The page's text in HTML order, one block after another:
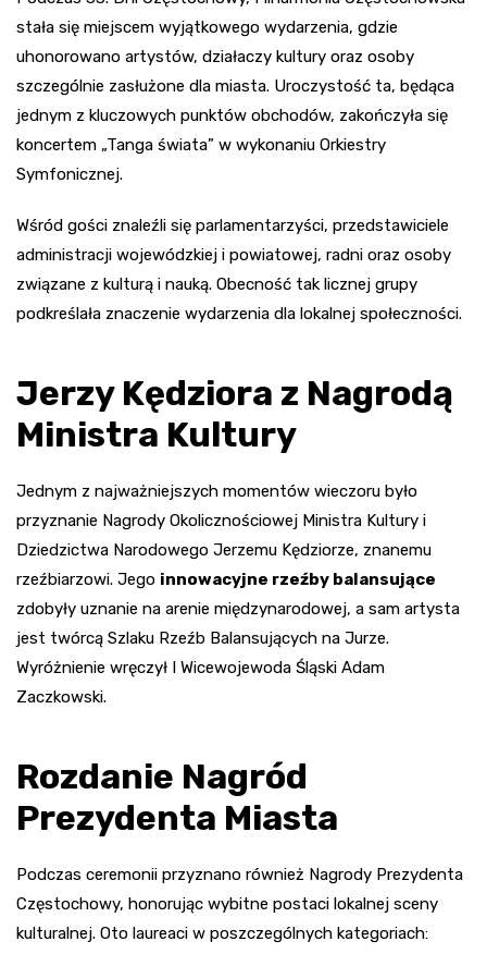
stała się miejscem wyjątkowego wydarzenia, gdzie
uhonorowano artystów, działaczy kultury oraz osoby
szczególnie zasłużone dla miasta. Uroczystość ta, będąca
jednym z kluczowych punktów obchodów, zakończyła się
koncertem „Tanga świata” w wykonaniu Orkiestry
Symfonicznej.
Wśród gości znaleźli się parlamentarzyści, przedstawiciele
administracji wojewódzkiej i powiatowej, radni oraz osoby
związane z kulturą i nauką. Obecność tak licznej grupy
podkreślała znaczenie wydarzenia dla lokalnej społeczności.
Jerzy Kędziora z Nagrodą
Ministra Kultury
Jednym z najważniejszych momentów wieczoru było
przyznanie Nagrody Okolicznościowej Ministra Kultury i
Dziedzictwa Narodowego Jerzemu Kędziorze, znanemu
rzeźbiarzowi. Jego innowacyjne rzeźby balansujące
zdobyły uznanie na arenie międzynarodowej, a sam artysta
jest twórcą Szlaku Rzeźb Balansujących na Jurze.
Wyróżnienie wręczył I Wicewojewoda Śląski Adam
Zaczkowski.
Rozdanie Nagród
Prezydenta Miasta
Podczas ceremonii przyznano również Nagrody Prezydenta
Częstochowy, honorując wybitne postaci lokalnej sceny
kulturalnej. Oto laureaci w poszczególnych kategoriach: